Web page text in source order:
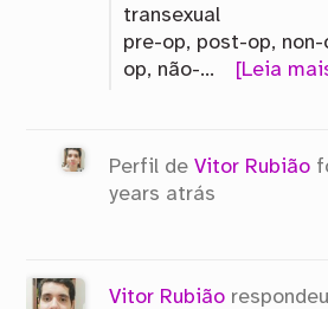
transexual
pre-op, post-op,
op, não-…
[Leia
Perfil deVitor Rubião
years atrás
Vitor Rubião